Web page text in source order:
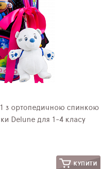
1 з ортопедичною спинкою
Delune для 1-4 класу
КУПИТИ